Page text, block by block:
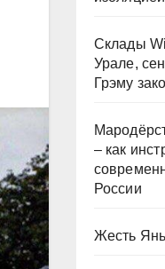
Склады
Урале,
Грэму
– как
России
Жесть